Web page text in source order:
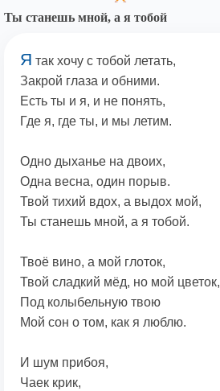
Ты станешь мной, а я тобой
Я так хочу с тобой летать,
Закрой глаза и обними.
Есть ты и я, и не понять,
Где я, где ты, и мы летим.
Одно дыханье на двоих,
Одна весна, один порыв.
Твой тихий вдох, а выдох мой,
Ты станешь мной, а я тобой.
Твоё вино, а мой глоток,
Твой сладкий мёд, но мой цветок,
Под колыбельную твою
Мой сон о том, как я люблю.
И шум прибоя,
Чаек крик,